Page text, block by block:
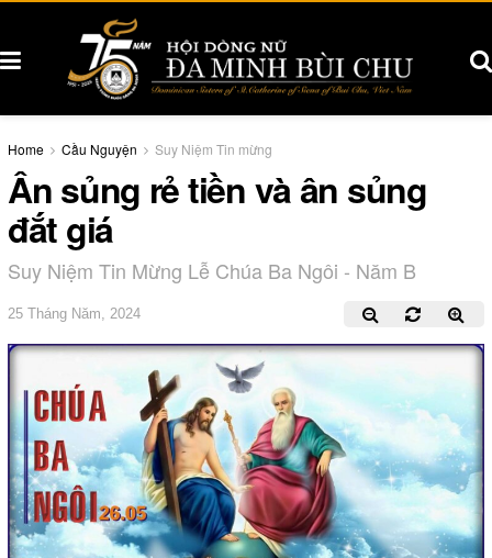
Home Cầu Nguyện Suy Niệm Tin mừng
Ân sủng rẻ tiền và ân sủng
đắt giá
Suy Niệm Tin Mừng Lễ Chúa Ba Ngôi - Năm B
25 Tháng Năm, 2024